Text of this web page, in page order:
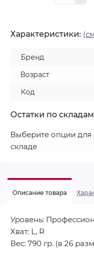
Характеристики:
Бренд
Возраст
Код
Остатки по
Выберите опции для
складе
Описание товара
Уровень:
Хват: L, R
Вес: 790 гр. (в 26